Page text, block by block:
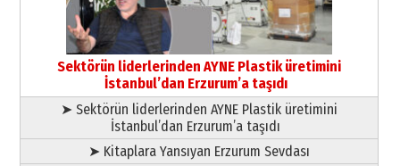
Esat BİNDESEN
Başkan Sekmen’den Erzurum’a
bir vizyon proje daha!
02 Ağustos 2026 Pazar
Sektörün liderlerinden AYNE Plastik üretimini
İstanbul’dan Erzurum’a taşıdı
➤ Sektörün liderlerinden AYNE Plastik üretimini
İstanbul’dan Erzurum’a taşıdı
➤ Kitaplara Yansıyan Erzurum Sevdası